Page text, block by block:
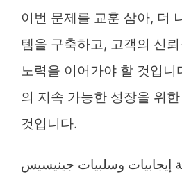
이번 문제를 교훈 삼아, 더
템을 구축하고, 고객의 신
노력을 이어가야 할 것입니
의 지속 가능한 성장을 위
것입니다.
إيجابيات وسلبيات جينيسيس